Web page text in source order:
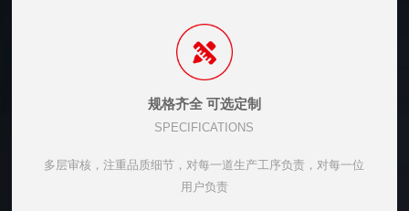
规格齐全 可选定制
SPECIFICATIONS
多层审核，注重品质细节，对每一道生产工序负责，对每一位
用户负责